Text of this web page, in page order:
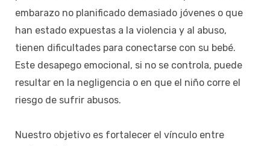
embarazo no planificado demasiado jóvenes o que
han estado expuestas a la violencia y al abuso,
tienen dificultades para conectarse con su bebé.
Este desapego emocional, si no se controla, puede
resultar en la negligencia o en que el niño corre el
riesgo de sufrir abusos.
Nuestro objetivo es fortalecer el vínculo entre